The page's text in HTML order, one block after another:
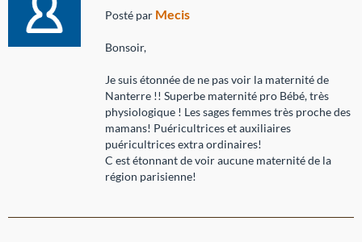
Posté par Mecis
Bonsoir,
Je suis étonnée de ne pas voir la maternité de
Nanterre !! Superbe maternité pro Bébé, très
physiologique ! Les sages femmes très proche des
mamans! Puéricultrices et auxiliaires
puéricultrices extra ordinaires!
C est étonnant de voir aucune maternité de la
région parisienne!